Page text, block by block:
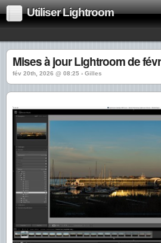
Utiliser Lightroom
Mises à jour Lightroom de
fév 20th, 2026 @ 08:25 › Gilles